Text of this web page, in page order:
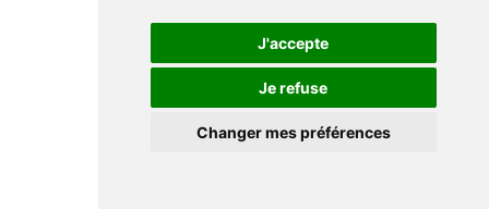
J'accepte
Je refuse
Changer mes préférences